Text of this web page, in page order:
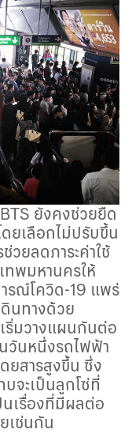
BTS ยังคงช่วยยืด
ดยเลือกไม่ปรับขึ้น
วยลดภาระค่าใช้
ทพมหานครให้
รณ์โควิด-19 แพร่
นทางด้วย
ริ่มวางแผนกันต่อ
นวันหนึ่งรถไฟฟ้า
ยสารสูงขึ้น ซึ่ง
จะเป็นลูกโซ่ที่
นเรื่องที่มีผลต่อ
เช่นกัน